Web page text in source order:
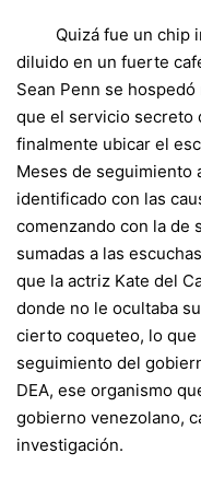
Quizá fue un chip
diluido en un fuerte
Sean Penn se
que el servicio secreto
finalmente ubicar el
Meses de seguimiento
identificado con las
comenzando con la de
sumadas a las
que la actriz Kate del
donde no le ocultaba
cierto coqueteo, lo
seguimiento del
DEA, ese organismo
gobierno venezolano,
investigación.